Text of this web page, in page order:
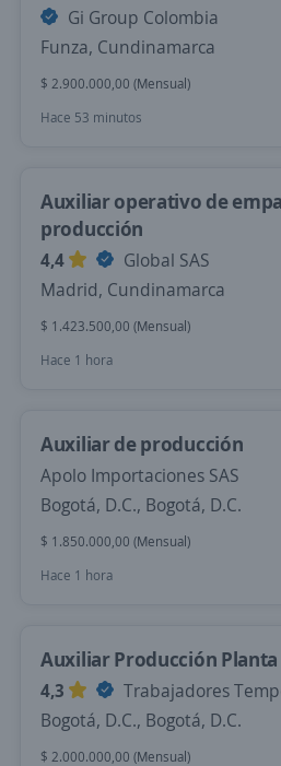
Gi Group Colombia
Funza, Cundinamarca
$ 2.900.000,00 (Mensual)
Hace 53 minutos
Auxiliar operativo de
producción
4,4
Global SAS
Madrid, Cundinamarca
$ 1.423.500,00 (Mensual)
Hace 1 hora
Auxiliar de producción
Apolo Importaciones SAS
Bogotá, D.C., Bogotá, D.C.
$ 1.850.000,00 (Mensual)
Hace 1 hora
Auxiliar Producción
4,3
Trabajadores
Bogotá, D.C., Bogotá, D.C.
$ 2.000.000,00 (Mensual)